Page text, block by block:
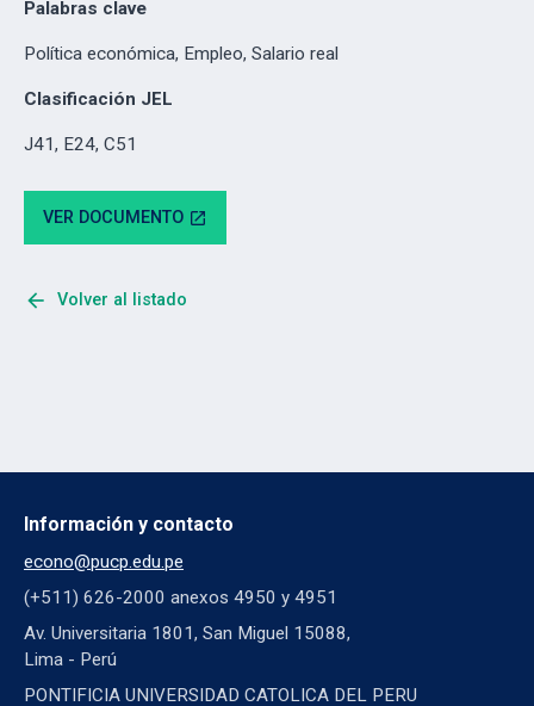
Palabras clave
Política económica, Empleo, Salario real
Clasificación JEL
J41, E24, C51
VER DOCUMENTO open_in_new
arrow_back Volver al listado
Información y contacto
econo@pucp.edu.pe
(+511) 626-2000 anexos 4950 y 4951
Av. Universitaria 1801, San Miguel 15088,
Lima - Perú
PONTIFICIA UNIVERSIDAD CATOLICA DEL PERU